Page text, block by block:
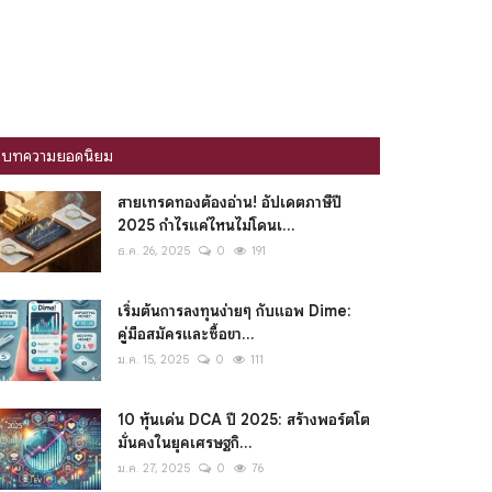
บทความยอดนิยม
สายเทรดทองต้องอ่าน! อัปเดตภาษีปี
2025 กำไรแค่ไหนไม่โดนเ...
ธ.ค. 26, 2025 0 191
เริ่มต้นการลงทุนง่ายๆ กับแอพ Dime:
คู่มือสมัครและซื้อขา...
ม.ค. 15, 2025 0 111
10 หุ้นเด่น DCA ปี 2025: สร้างพอร์ตโต
มั่นคงในยุคเศรษฐกิ...
ม.ค. 27, 2025 0 76